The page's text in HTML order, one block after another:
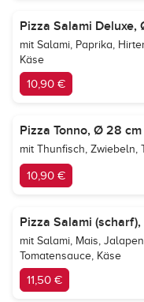
Pizza Salami Deluxe,
mit Salami, Paprika,
Käse
10,90 €
Pizza Tonno, Ø 28 cm
mit Thunfisch, Zwiebeln,
10,90 €
Pizza Salami
mit Salami, Mais,
Tomatensauce, Käse
11,50 €